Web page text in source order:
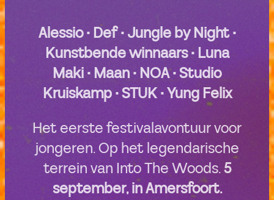
Alessio • Def • Jungle by Night •
Kunstbende winnaars • Luna
Maki • Maan • NOA • Studio
Kruiskamp • STUK • Yung Felix
Het eerste festivalavontuur voor
jongeren. Op het legendarische
terrein van Into The Woods.5
september, in Amersfoort.